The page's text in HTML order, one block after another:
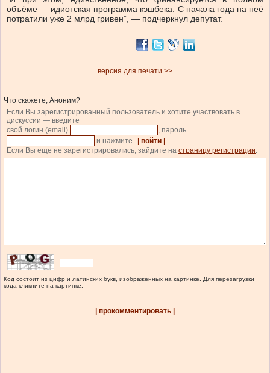
объёме — идиотская программа кэшбека. С начала года на неё
потратили уже 2 млрд гривен”, — подчеркнул депутат.
версия для печати >>
Что скажете, Аноним?
Если Вы зарегистрированный пользователь и хотите участвовать в
дискуссии — введите
свой логин (email)
, пароль
и нажмите
| войти |
.
Если Вы еще не зарегистрировались, зайдите на страницу регистрации.
Код состоит из цифр и латинских букв, изображенных на картинке. Для перезагрузки
кода кликните на картинке.
| прокомментировать |